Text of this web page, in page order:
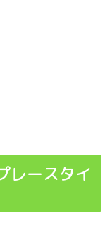
レースタイ